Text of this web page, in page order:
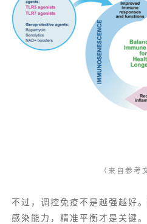
（来自参考
不过，调控免疫不是越强越好
感染能力，精准平衡才是关键。